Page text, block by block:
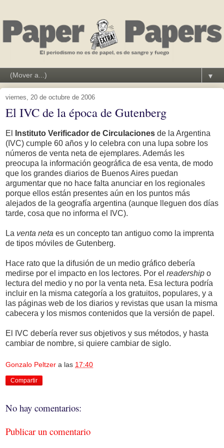
▼
viernes, 20 de octubre de 2006
El IVC de la época de Gutenberg
El Instituto Verificador de Circulaciones de la Argentina
(IVC) cumple 60 años y lo celebra con una lupa sobre los
números de venta neta de ejemplares. Además les
preocupa la información geográfica de esa venta, de modo
que los grandes diarios de Buenos Aires puedan
argumentar que no hace falta anunciar en los regionales
porque ellos están presentes aún en los puntos más
alejados de la geografía argentina (aunque lleguen dos días
tarde, cosa que no informa el IVC).
La venta neta es un concepto tan antiguo como la imprenta
de tipos móviles de Gutenberg.
Hace rato que la difusión de un medio gráfico debería
medirse por el impacto en los lectores. Por el readership o
lectura del medio y no por la venta neta. Esa lectura podría
incluir en la misma categoría a los gratuitos, populares, y a
las páginas web de los diarios y revistas que usan la misma
cabecera y los mismos contenidos que la versión de papel.
El IVC debería rever sus objetivos y sus métodos, y hasta
cambiar de nombre, si quiere cambiar de siglo.
Gonzalo Peltzer a las 17:40
Compartir
No hay comentarios:
Publicar un comentario